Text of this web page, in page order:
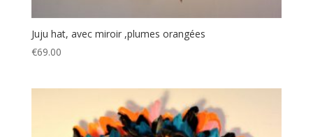
Juju hat, avec miroir ,plumes orangées
€69.00